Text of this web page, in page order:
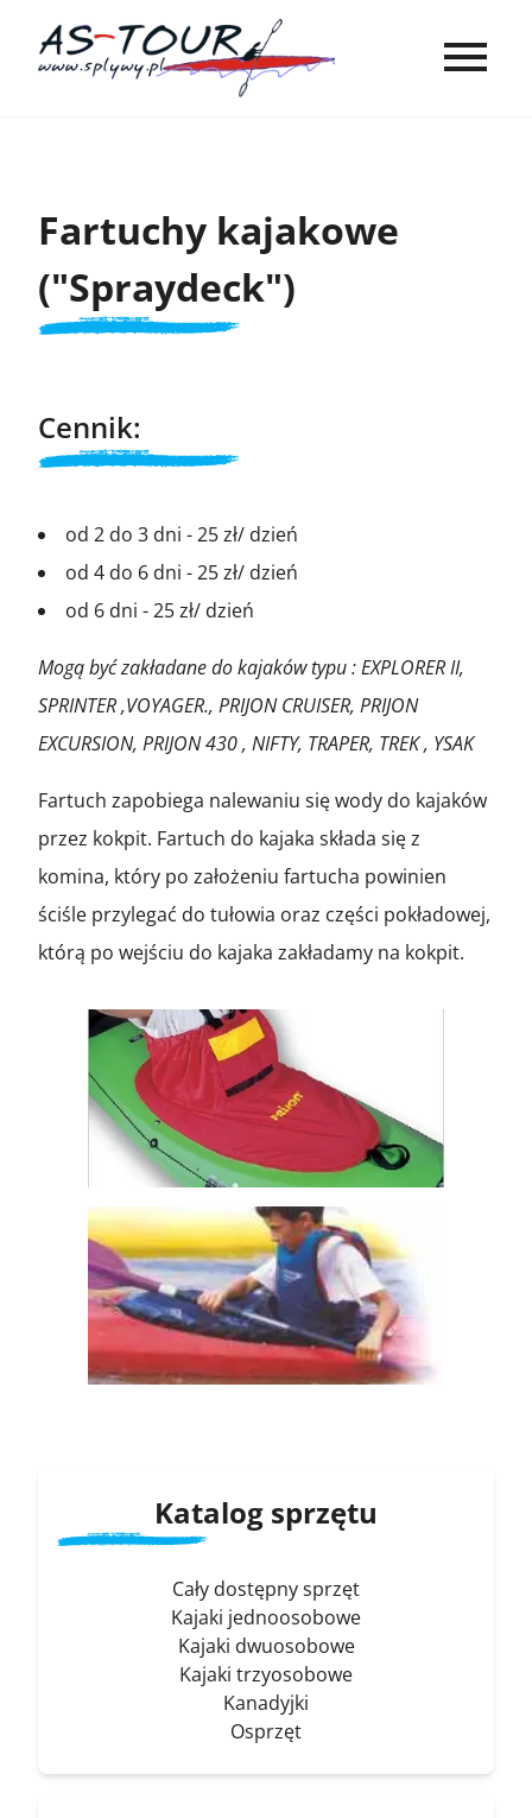
Fartuchy kajakowe
("Spraydeck")
Cennik:
od 2 do 3 dni -25zł/ dzień
od 4 do 6 dni -25zł/ dzień
od 6 dni -25zł/ dzień
Mogą być zakładane do kajaków typu : EXPLORER II,
SPRINTER ,VOYAGER., PRIJON CRUISER, PRIJON
EXCURSION, PRIJON 430 , NIFTY, TRAPER, TREK , YSAK
Fartuch zapobiega nalewaniu się wody do kajaków
przez kokpit. Fartuch do kajaka składa się z
komina, który po założeniu fartucha powinien
ściśle przylegać do tułowia oraz części pokładowej,
którą po wejściu do kajaka zakładamy na kokpit.
Katalog sprzętu
Cały dostępny sprzęt
Kajaki jednoosobowe
Kajaki dwuosobowe
Kajaki trzyosobowe
Kanadyjki
Osprzęt